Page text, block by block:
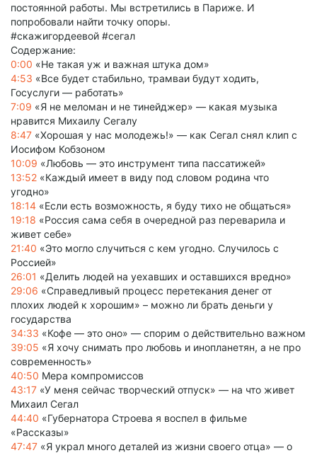
постоянной работы. Мы встретились в Париже. И
попробовали найти точку опоры.
#скажигордеевой #сегал
Содержание:
0:00 «Не такая уж и важная штука дом»
4:53 «Все будет стабильно, трамваи будут ходить,
Госуслуги — работать»
7:09 «Я не меломан и не тинейджер» — какая музыка
нравится Михаилу Сегалу
8:47 «Хорошая у нас молодежь!» — как Сегал снял клип с
Иосифом Кобзоном
10:09 «Любовь — это инструмент типа пассатижей»
13:52 «Каждый имеет в виду под словом родина что
угодно»
18:14 «Если есть возможность, я буду тихо не общаться»
19:18 «Россия сама себя в очередной раз переварила и
живет себе»
21:40 «Это могло случиться с кем угодно. Случилось с
Россией»
26:01 «Делить людей на уехавших и оставшихся вредно»
29:06 «Справедливый процесс перетекания денег от
плохих людей к хорошим» – можно ли брать деньги у
государства
34:33 «Кофе — это оно» — спорим о действительно важном
39:05 «Я хочу снимать про любовь и инопланетян, а не про
современность»
40:50 Мера компромиссов
43:17 «У меня сейчас творческий отпуск» — на что живет
Михаил Сегал
44:40 «Губернатора Строева я воспел в фильме
«Рассказы»
47:47 «Я украл много деталей из жизни своего отца» — о